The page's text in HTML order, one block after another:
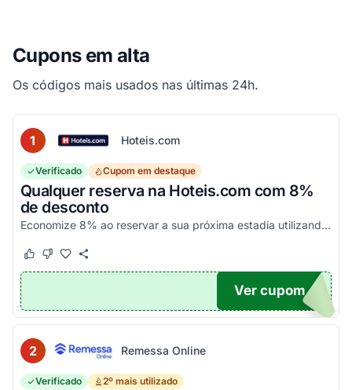
Cupons em alta
Os códigos mais usados nas últimas 24h.
1 Hoteis.com
Verificado Cupom em destaque
Qualquer reserva na Hoteis.com com 8%
de desconto
Economize 8% ao reservar a sua próxima estadia utilizando este código promocional em estabelecimentos participantes da Hoteis.com.
Este cupom funcionou
Este cupom não funcionou
POM6
Ver cupom
2 Remessa Online
Verificado 2º mais utilizado